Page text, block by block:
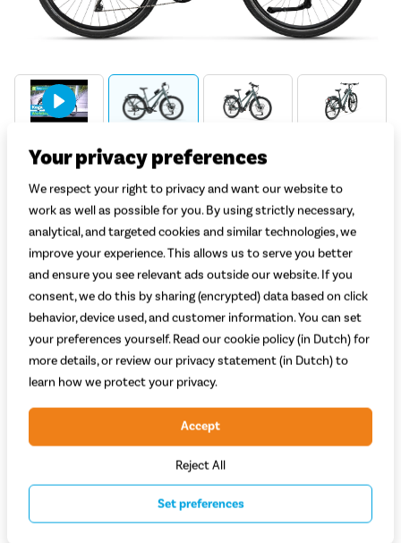
Welk model kies je?
Dames
Heren
Welke maat kies je?Uitleg
Selecteer lichaamslengte
Adviesprijs 2.499,-
1.999,-
Begin met bestellen
prijzen
Service en rijklareaflevering aan huis
Your privacy preferences
We respect your right to privacy and want our website to
work as well as possible for you. By using strictly necessary,
analytical, and targeted cookies and similar technologies, we
improve your experience. This allows us to serve you better
and ensure you see relevant ads outside our website. If you
consent, we do this by sharing (encrypted) data based on click
behavior, device used, and customer information. You can set
your preferences yourself. Read our cookie policy (in Dutch) for
more details, or review our privacy statement (in Dutch) to
learn how we protect your privacy.
Reject All
Accept
Set preferences